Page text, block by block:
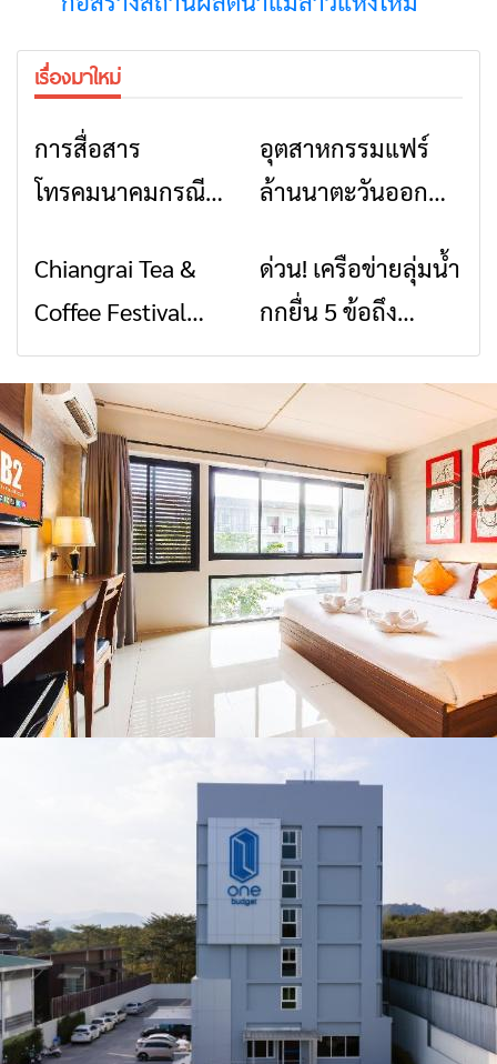
เรื่องมาใหม่
การสื่อสาร
โทรคมนาคมกรณีภัย
สัญญาณขาด การ
สื่อสารต้องไม่หยุด
ข่าวเชียงราย
อุตสาหกรรมแฟร์
ล้านนาตะวันออก
สินค้าเด่น และเสน่ห์
วัฒนธรรมจาก 4
จังหวัด เชียงราย
พะเยา แพร่ และ
น่าน พร้อมชม
คอนเสิร์ตจากศิลปิน
ชื่อดังตลอด 5 วัน
ข่าวเชียงราย
Chiangrai Tea &
Coffee Festival
2026
ข่าวเชียงราย
ด่วน! เครือข่ายลุ่มน้ำ
กกยื่น 5 ข้อถึง
รัฐบาล จี้นายกฯ ลง
เชียงราย แก้วิกฤต
สารปนเปื้อนต้นน้ำ